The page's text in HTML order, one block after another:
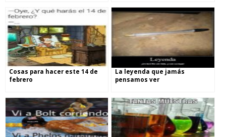
Cosas para hacer este 14 de
febrero
La leyenda que jamás
pensamos ver